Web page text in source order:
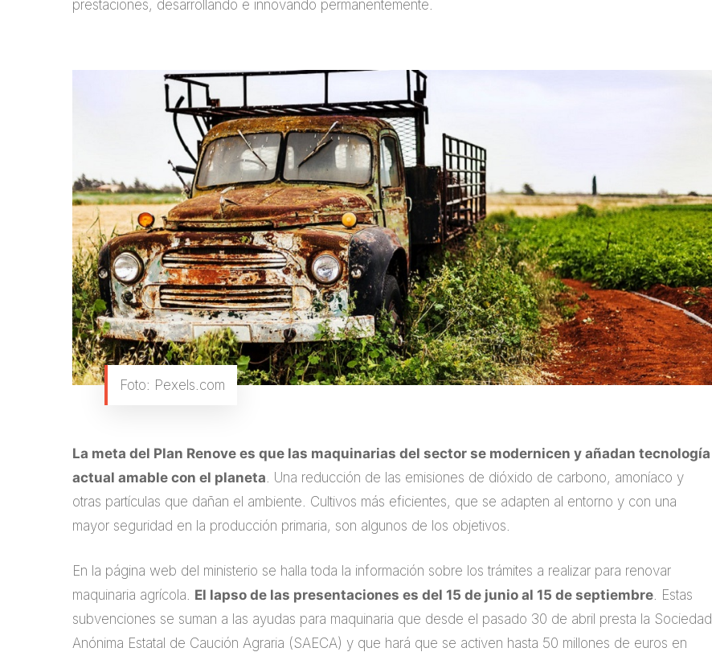
prestaciones, desarrollando e innovando permanentemente.
Foto: Pexels.com
La meta del Plan Renove es que las maquinarias del sector se modernicen y añadan tecnología
actual amable con el planeta. Una reducción de las emisiones de dióxido de carbono, amoníaco y
otras partículas que dañan el ambiente. Cultivos más eficientes, que se adapten al entorno y con una
mayor seguridad en la producción primaria, son algunos de los objetivos.
En la página web del ministerio se halla toda la información sobre los trámites a realizar para renovar
maquinaria agrícola. El lapso de las presentaciones es del 15 de junio al 15 de septiembre . Estas
subvenciones se suman a las ayudas para maquinaria que desde el pasado 30 de abril presta la Sociedad
Anónima Estatal de Caución Agraria (SAECA) y que hará que se activen hasta 50 millones de euros en